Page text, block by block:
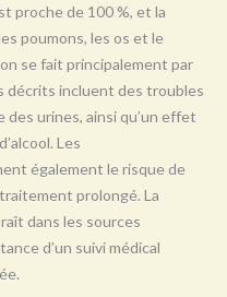
proche de 100 %, et la
poumons, les os et le
se fait principalement par
décrits incluent des troubles
urines, ainsi qu’un effet
Les
également le risque de
prolongé. La
dans les sources
d’un suivi médical